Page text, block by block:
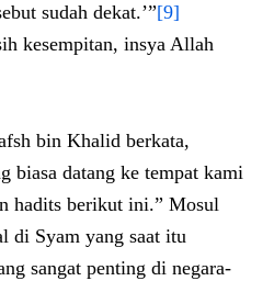
sudah dekat.’”[9]
kesempitan, insya Allah
bin Khalid berkata,
biasa datang ke tempat kami
hadits berikut ini.” Mosul
di Syam yang saat itu
sangat penting di negara-